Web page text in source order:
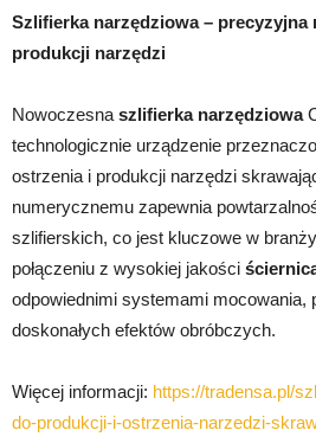
Szlifierka narzędziowa – precyzyjna
produkcji narzędzi
Nowoczesna szlifierka narzędziowa
technologicznie urządzenie
ostrzenia i produkcji narzędzi
numerycznemu zapewnia
szlifierskich, co jest kluczowe w
połączeniu z wysokiej jakości
odpowiednimi systemami mocowania,
doskonałych efektów obróbczych.
Więcej informacji: https://tradensa.pl/
do-produkcji-i-ostrzenia-narzedzi-